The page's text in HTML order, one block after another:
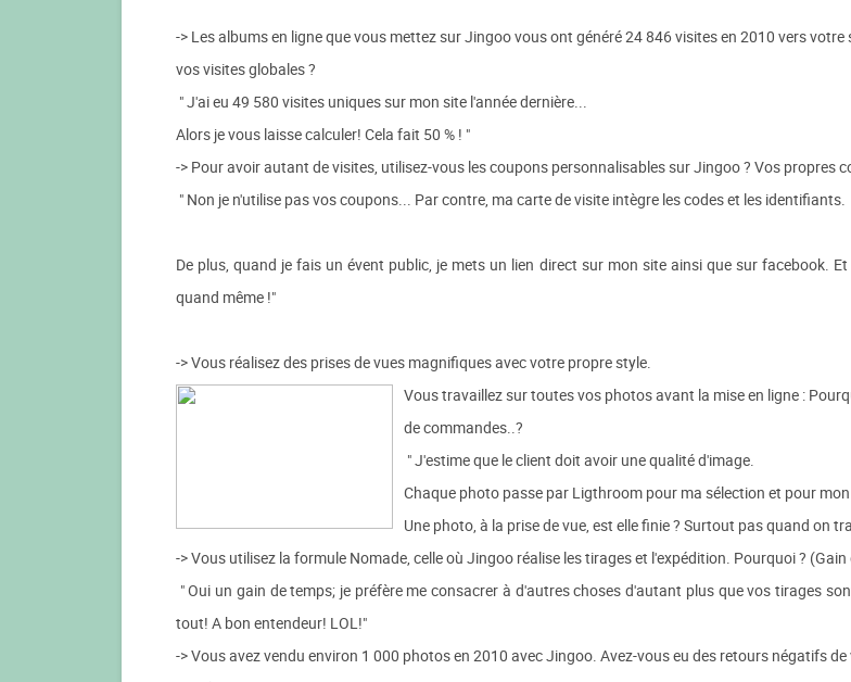
-> Les albums en ligne que vous mettez sur Jingoo vous ont généré 24 846 visites en 2010 vers
vos visites globales ?
" J'ai eu 49 580 visites uniques sur mon site l'année dernière...
Alors je vous laisse calculer! Cela fait 50 % ! "
-> Pour avoir autant de visites, utilisez-vous les coupons personnalisables sur Jingoo ? Vos propres
" Non je n'utilise pas vos coupons... Par contre, ma carte de visite intègre les codes et les identifiants.
De plus, quand je fais un évent public, je mets un lien direct sur mon site ainsi que sur facebook.
quand même !"
-> Vous réalisez des prises de vues magnifiques avec votre propre style.
Vous travaillez sur toutes vos photos avant la mise en ligne :
de commandes..?
" J'estime que le client doit avoir une qualité d'image.
Chaque photo passe par Ligthroom pour ma sélection et pour
Une photo, à la prise de vue, est elle finie ? Surtout pas quand on
-> Vous utilisez la formule Nomade, celle où Jingoo réalise les tirages et l'expédition. Pourquoi ?
" Oui un gain de temps; je préfère me consacrer à d'autres choses d'autant plus que vos tirages
tout! A bon entendeur! LOL!"
-> Vous avez vendu environ 1 000 photos en 2010 avec Jingoo. Avez-vous eu des retours négatifs